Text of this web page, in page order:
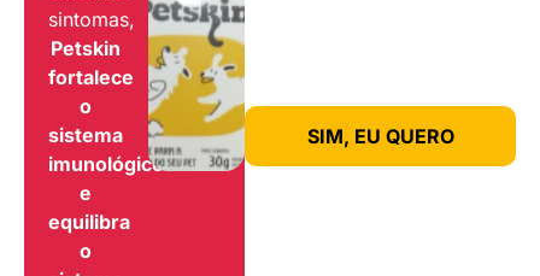
sintomas,
Petskin
fortalece
o
sistema
imunológico
e
equilibra
o
SIM, EU QUERO